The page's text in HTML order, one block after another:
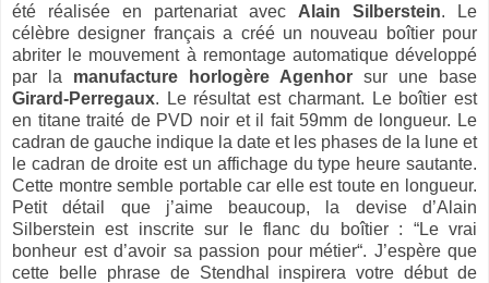
été réalisée en partenariat avec Alain Silberstein. Le
célèbre designer français a créé un nouveau boîtier pour
abriter le mouvement à remontage automatique développé
par la manufacture horlogère Agenhor sur une base
Girard-Perregaux. Le résultat est charmant. Le boîtier est
en titane traité de PVD noir et il fait 59mm de longueur. Le
cadran de gauche indique la date et les phases de la lune et
le cadran de droite est un affichage du type heure sautante.
Cette montre semble portable car elle est toute en longueur.
Petit détail que j’aime beaucoup, la devise d’Alain
Silberstein est inscrite sur le flanc du boîtier : “Le vrai
bonheur est d’avoir sa passion pour métier“. J’espère que
cette belle phrase de Stendhal inspirera votre début de